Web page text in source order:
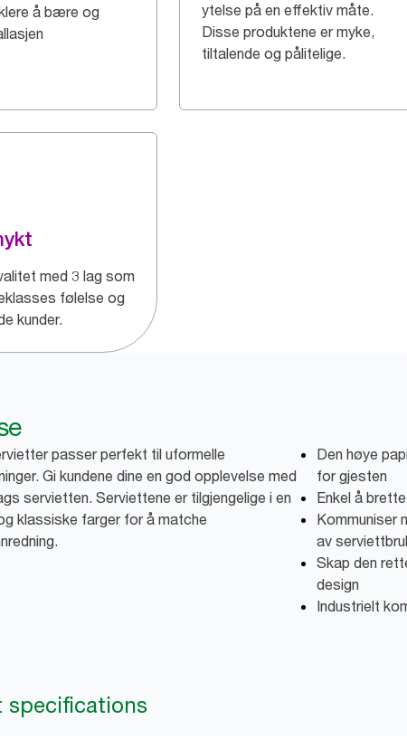
å bære og
ytelse på en effektiv måte.
Disse produktene er myke,
tiltalende og pålitelige.
med 3 lag som
følelse og
kunder.
passer perfekt til uformelle
Gi kundene dine en god opplevelse med
servietten. Serviettene er tilgjengelige i en
klassiske farger for å matche
Den høye
for gjesten
Enkel å
Kommuniser
av
Skap den
design
Industrielt
specifications